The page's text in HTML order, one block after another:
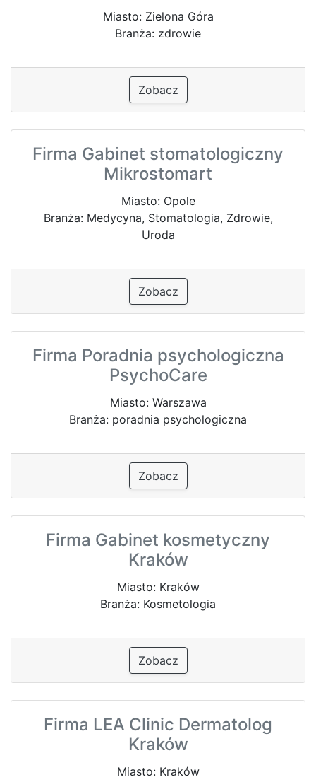
Miasto: Zielona Góra
Branża: zdrowie
Zobacz
Firma Gabinet stomatologiczny
Mikrostomart
Miasto: Opole
Branża: Medycyna, Stomatologia, Zdrowie,
Uroda
Zobacz
Firma Poradnia psychologiczna
PsychoCare
Miasto: Warszawa
Branża: poradnia psychologiczna
Zobacz
Firma Gabinet kosmetyczny
Kraków
Miasto: Kraków
Branża: Kosmetologia
Zobacz
Firma LEA Clinic Dermatolog
Kraków
Miasto: Kraków